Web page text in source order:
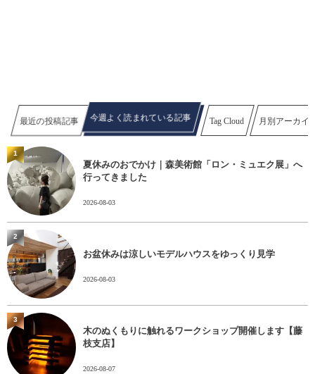
最近の投稿記事 今週よく読まれている記事 Tag Cloud 月別アーカイ
夏休みのおでかけ｜森美術館「ロン・ミュエク展」へ
行ってきました
2026-08-03
1
お盆休みは涼しいモデルハウスをゆっくり見学
2026-08-03
2
木のぬくもりに触れるワークショップ開催します【藤
枝支店】
2026-08-07
3